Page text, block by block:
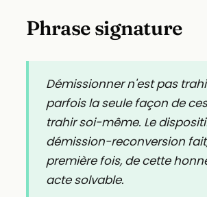
Phrase signature
Démissionner n'est pas
parfois la seule façon de
trahir soi-même. Le
démission-reconversion
première fois, de cette
acte solvable.